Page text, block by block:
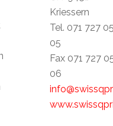
Kriessern
Tel. 071 727
05
Fax 071 727
06